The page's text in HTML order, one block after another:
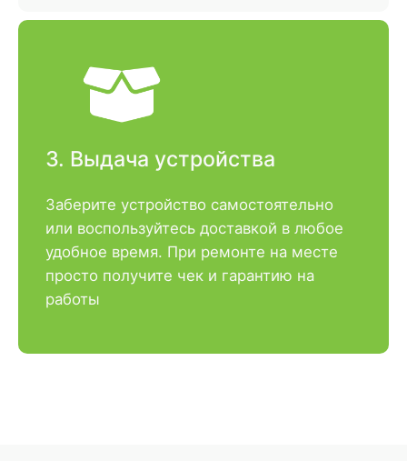
3. Выдача устройства
Заберите устройство самостоятельно
или воспользуйтесь доставкой в любое
удобное время. При ремонте на месте
просто получите чек и гарантию на
работы